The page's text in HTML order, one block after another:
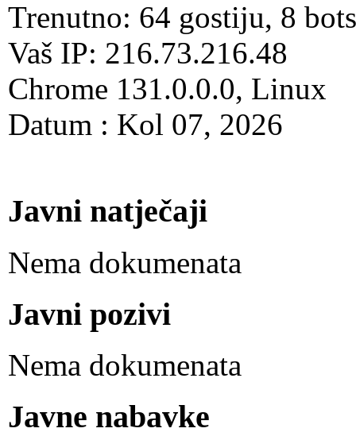
Trenutno: 64 gostiju, 8
Vaš IP: 216.73.216.48
Chrome 131.0.0.0, Linux
Datum : Kol 07, 2026
Javni natječaji
Nema dokumenata
Javni pozivi
Nema dokumenata
Javne nabavke